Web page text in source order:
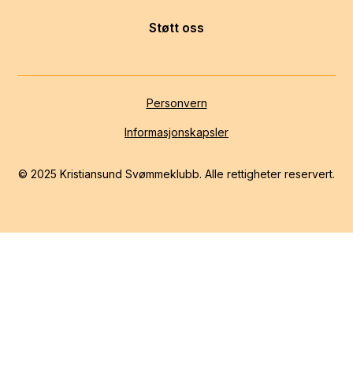
Støtt oss
© 2025 Kristiansund Svømmeklubb. Alle rettigheter reservert.
Personvern
Informasjonskapsler